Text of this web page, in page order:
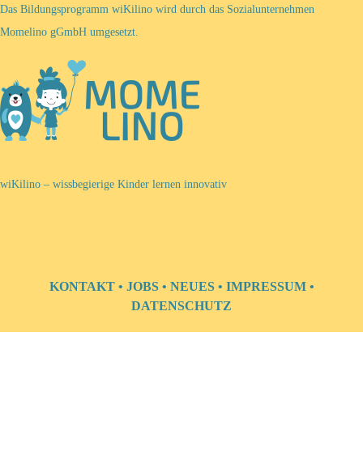
Das Bildungsprogramm wiKilino wird durch das Sozialunternehmen
Momelino gGmbH umgesetzt.
wiKilino – wissbegierige Kinder lernen innovativ
KONTAKT• JOBS• NEUES• IMPRESSUM•
DATENSCHUTZ